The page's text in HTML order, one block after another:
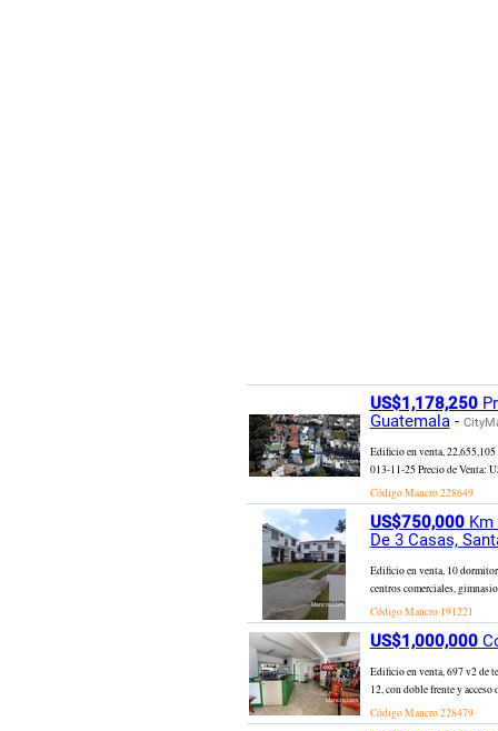
US$1,178,250
Guatemala-
Edificio en venta,
013-11-25 Precio de Venta:
Código Mancro228649
US$750,000Km
De 3 Casas,
Edificio en venta, 10
centros comerciales,
Código Mancro 191221
US$1,000,000
Edificio en venta, 697 v2 de
12, con doble frente y
Código Mancro228479